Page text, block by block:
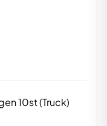
10st (Truck)